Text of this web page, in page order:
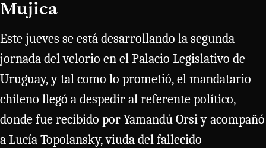
Mujica
Este jueves se está desarrollando la segunda
jornada del velorio en el Palacio Legislativo de
Uruguay, y tal como lo prometió, el mandatario
chileno llegó a despedir al referente político,
donde fue recibido por Yamandú Orsi y acompañó
a Lucía Topolansky, viuda del fallecido